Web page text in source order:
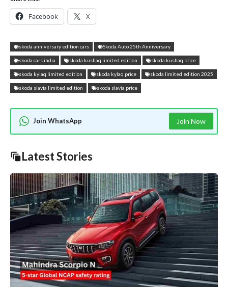
Facebook X
skoda anniversary edition cars Skoda Auto 25th Anniversary
skoda cars india skoda kushaq limited edition skoda kushaq price
skoda kylaq limited edition skoda kylaq price skoda limited edition 2025
skoda slavia limited edition skoda slavia price
Join WhatsApp Join Now
Latest Stories